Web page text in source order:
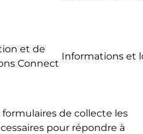
et de
Connect
Informations et
de collecte les
pour répondre à